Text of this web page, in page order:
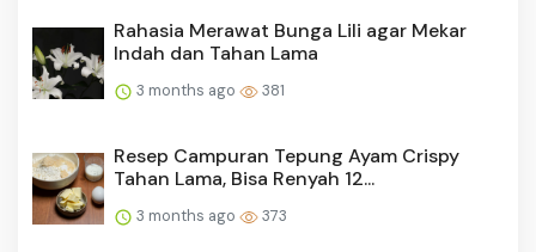
Rahasia Merawat Bunga Lili agar Mekar
Indah dan Tahan Lama
3 months ago 381
Resep Campuran Tepung Ayam Crispy
Tahan Lama, Bisa Renyah 12...
3 months ago 373